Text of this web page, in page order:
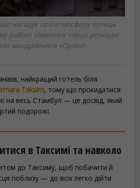
що нагадує про атмосферу вулиць
районі з’явилися перші розкішні
мандрівників «Орієнт-
найкращий готель біля
Taksim, тому що прокидатися
на весь Стамбул — це досвід, який
подорожі.
в Таксимі та навколо
до Таксиму, щоб побачити й
поблизу — до всіх легко дійти